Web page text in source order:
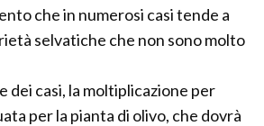
che in numerosi casi tende a
selvatiche che non sono molto
dei casi, la moltiplicazione per
per la pianta di olivo, che dovrà